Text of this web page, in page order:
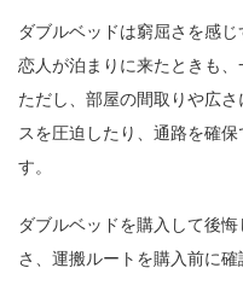
ダブルベッドは窮屈さを感
恋人が泊まりに来たときも、
ただし、部屋の間取りや広
スを圧迫したり、通路を確
す。
ダブルベッドを購入して後
さ、運搬ルートを購入前に確